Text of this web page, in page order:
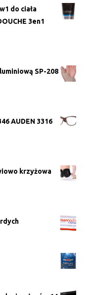
do ciała
3en1
SP-208
AUDEN 3316
krzyżowa